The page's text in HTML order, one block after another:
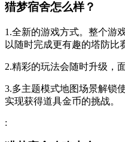
猎梦宿舍怎么样？
1.全新的游戏方式。整个游
以随时完成更有趣的塔防比
2.精彩的玩法会随时升级，
3.多主题模式地图场景解锁
实现获得道具金币的挑战。
: